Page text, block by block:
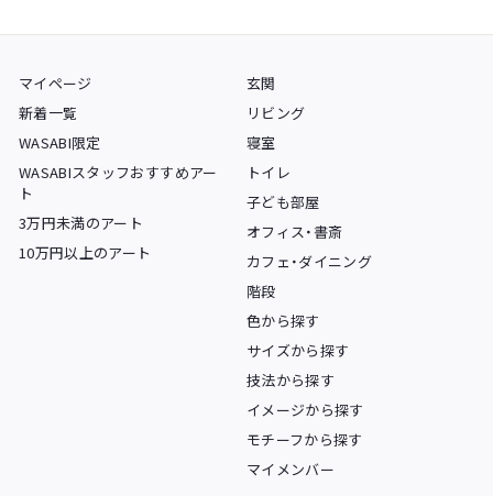
マイページ
新着一覧
WASABI限定
WASABIスタッフおすすめアー
ト
3万円未満のアート
10万円以上のアート
玄関
リビング
寝室
トイレ
子ども部屋
オフィス・書斎
カフェ・ダイニング
階段
色から探す
サイズから探す
技法から探す
イメージから探す
モチーフから探す
マイメンバー